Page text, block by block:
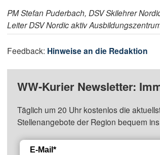
PM Stefan Puderbach, DSV Skilehrer
Leiter DSV Nordic aktiv
Feedback: Hinweise an die Redaktion
WW-Kurier Newsletter:
Täglich um 20 Uhr kostenlos die
Stellenangebote der Region bequem
E-Mail*